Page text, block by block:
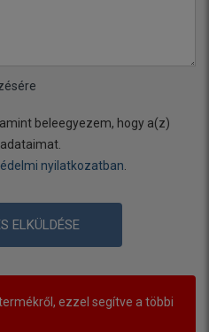
beleegyezem, hogy a(z)
nyilatkozatban
ELKÜLDÉSE
ezzel segítve a többi